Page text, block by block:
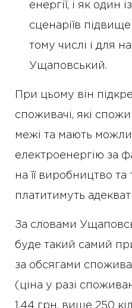
енергії, і як один
сценаріїв
тому числі і для
Ущаповський.
При цьому він
споживачі, які
межі та мають
електроенергію за
на її виробництво
платитимуть
За словами
буде такий самий
за обсягами
(ціна у разі
1,44 грн, вище 250